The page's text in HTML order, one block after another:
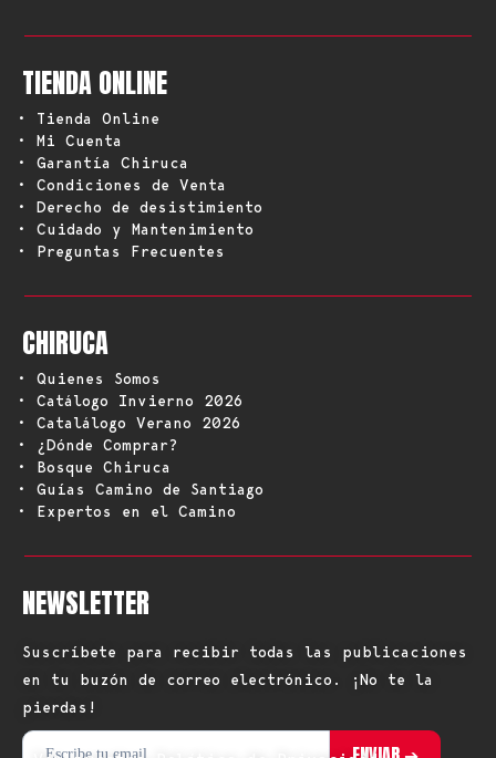
TIENDA ONLINE
• Tienda Online
• Mi Cuenta
• Garantía Chiruca
• Condiciones de Venta
• Derecho de desistimiento
• Cuidado y Mantenimiento
• Preguntas Frecuentes
CHIRUCA
• Quienes Somos
• Catálogo Invierno 2026
• Catalálogo Verano 2026
• ¿Dónde Comprar?
• Bosque Chiruca
• Guías Camino de Santiago
• Expertos en el Camino
NEWSLETTER
Suscríbete para recibir todas las publicaciones
en tu buzón de correo electrónico. ¡No te la
pierdas!